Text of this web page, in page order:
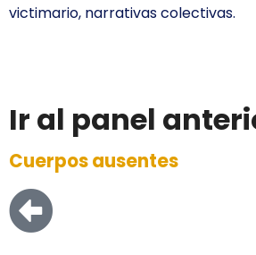
victimario, narrativas colectivas.
Ir al panel
Cuerpos ausentes